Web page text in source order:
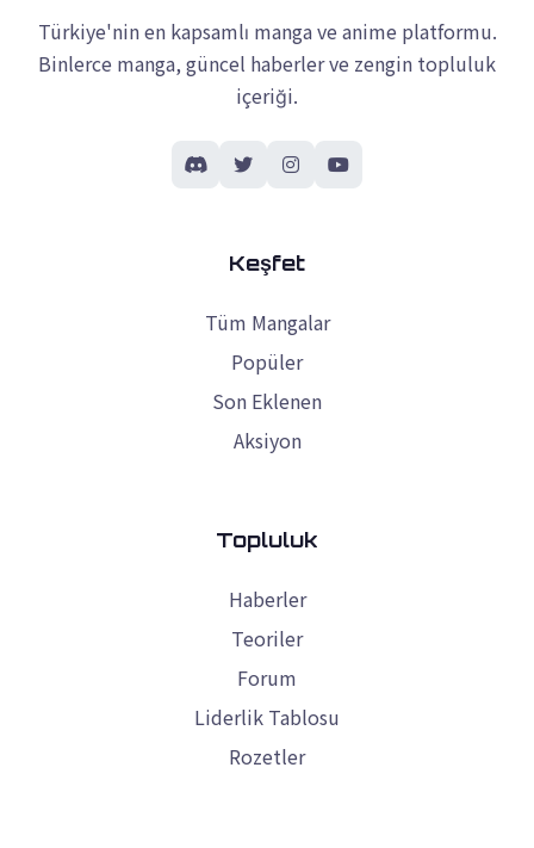
Türkiye'nin en kapsamlı manga ve anime platformu.
Binlerce manga, güncel haberler ve zengin topluluk
içeriği.
Keşfet
Tüm Mangalar
Popüler
Son Eklenen
Aksiyon
Topluluk
Haberler
Teoriler
Forum
Liderlik Tablosu
Rozetler